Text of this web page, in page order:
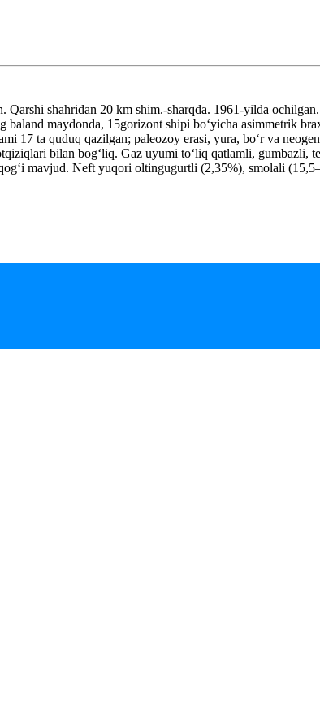
shahridan 20 km shim.-sharqda. 1961-yilda
maydonda, 15gorizont shipi boʻyicha asimmetrik
17 ta quduq qazilgan; paleozoy erasi, yura, boʻr va
bilan bogʻliq. Gaz uyumi toʻliq qatlamli, gumbazli,
mavjud. Neft yuqori oltingugurtli (2,35%), smolali